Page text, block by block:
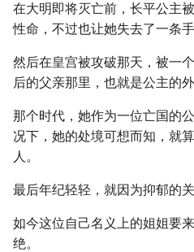
在大明即将灭亡前，长平公主
性命，不过也让她失去了一条手
然后在皇宫被攻破那天，被一
后的父亲那里，也就是公主的外
那个时代，她作为一位亡国的
况下，她的处境可想而知，就
人。
最后年纪轻轻，就因为抑郁的关
如今这位自己名义上的姐姐要
绝。